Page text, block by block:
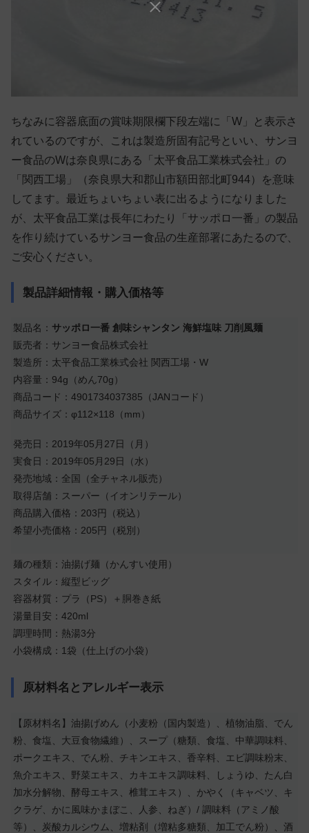
ちなみに容器底面の賞味期限欄下段左端に「W」と表示さ
れているのですが、これは製造所固有記号といい、サンヨ
ー食品のWは奈良県にある「太平食品工業株式会社」の
「関西工場」（奈良県大和郡山市額田部北町944）を意味
してます。最近ちょいちょい表に出るようになりました
が、太平食品工業は長年にわたり「サッポロ一番」の製品
を作り続けているサンヨー食品の生産部署にあたるので、
ご安心ください。
製品詳細情報・購入価格等
製品名： サッポロ一番 創味シャンタン 海鮮塩味 刀削風麺
販売者：サンヨー食品株式会社
製造所：太平食品工業株式会社 関西工場・W
内容量：94g（めん70g）
商品コード：4901734037385（JANコード）
商品サイズ：φ112×118（mm）
発売日：2019年05月27日（月）
実食日：2019年05月29日（水）
発売地域：全国（全チャネル販売）
取得店舗：スーパー（イオンリテール）
商品購入価格：203円（税込）
希望小売価格：205円（税別）
麺の種類：油揚げ麺（かんすい使用）
スタイル：縦型ビッグ
容器材質：プラ（PS）＋胴巻き紙
湯量目安：420ml
調理時間：熱湯3分
小袋構成：1袋（仕上げの小袋）
原材料名とアレルギー表示
【原材料名】油揚げめん（小麦粉（国内製造）、植物油脂、でん
粉、食塩、大豆食物繊維）、スープ（糖類、食塩、中華調味料、
ポークエキス、でん粉、チキンエキス、香辛料、エビ調味粉末、
魚介エキス、野菜エキス、カキエキス調味料、しょうゆ、たん白
加水分解物、酵母エキス、椎茸エキス）、かやく（キャベツ、キ
クラゲ、かに風味かまぼこ、人参、ねぎ）/ 調味料（アミノ酸
等）、炭酸カルシウム、増粘剤（増粘多糖類、加工でん粉）、酒